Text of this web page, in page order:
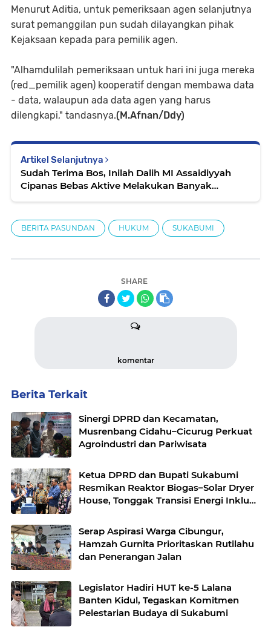
Menurut Aditia, untuk pemeriksaan agen selanjutnya
surat pemanggilan pun sudah dilayangkan pihak
Kejaksaan kepada para pemilik agen.
"Alhamdulilah pemeriksaan untuk hari ini juga mereka
(red_pemilik agen) kooperatif dengan membawa data
- data, walaupun ada data agen yang harus
dilengkapi," tandasnya.(M.Afnan/Ddy)
Artikel Selanjutnya
Sudah Terima Bos, Inilah Dalih MI Assaidiyyah
Cipanas Bebas Aktive Melakukan Banyak
BERITA PASUNDAN HUKUM SUKABUMI
SHARE
komentar
Berita Terkait
Sinergi DPRD dan Kecamatan,
Musrenbang Cidahu–Cicurug Perkuat
Agroindustri dan Pariwisata
Ketua DPRD dan Bupati Sukabumi
Resmikan Reaktor Biogas–Solar Dryer
House, Tonggak Transisi Energi Inklusif
Serap Aspirasi Warga Cibungur,
Hamzah Gurnita Prioritaskan Rutilahu
dan Penerangan Jalan
Legislator Hadiri HUT ke-5 Lalana
Banten Kidul, Tegaskan Komitmen
Pelestarian Budaya di Sukabumi